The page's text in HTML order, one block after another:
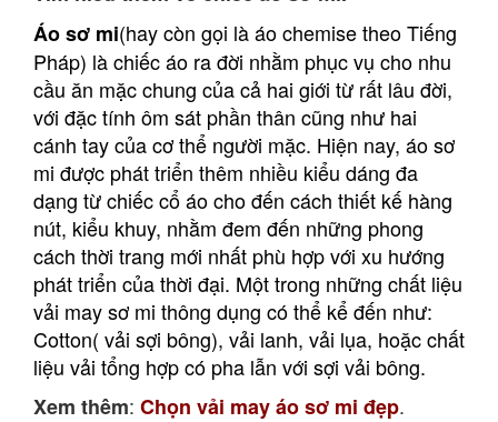
Áo sơ mi(hay còn gọi là áo chemise theo Tiếng
Pháp) là chiếc áo ra đời nhằm phục vụ cho nhu
cầu ăn mặc chung của cả hai giới từ rất lâu đời,
với đặc tính ôm sát phần thân cũng như hai
cánh tay của cơ thể người mặc. Hiện nay, áo sơ
mi được phát triển thêm nhiều kiểu dáng đa
dạng từ chiếc cổ áo cho đến cách thiết kế hàng
nút, kiểu khuy, nhằm đem đến những phong
cách thời trang mới nhất phù hợp với xu hướng
phát triển của thời đại. Một trong những chất liệu
vải may sơ mi thông dụng có thể kể đến như:
Cotton( vải sợi bông), vải lanh, vải lụa, hoặc chất
liệu vải tổng hợp có pha lẫn với sợi vải bông.
Xem thêm: Chọn vải may áo sơ mi đẹp.